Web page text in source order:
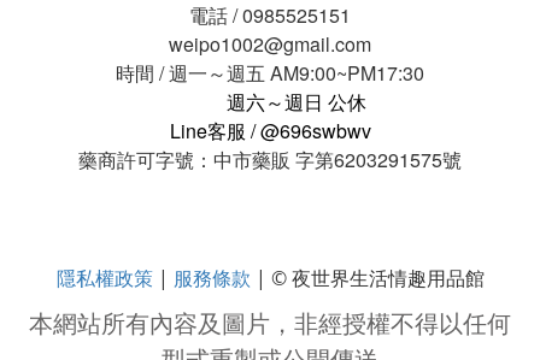
電話 / 0985525151
weipo1002@gmail.com
時間 / 週一～週五 AM9:00~PM17:30
週六～週日 公休
Line客服 / @696swbwv
藥商許可字號：中市藥販 字第6203291575號
隱私權政策| 服務條款 | © 夜世界生活情趣用品館
本網站所有內容及圖片，非經授權不得以任何